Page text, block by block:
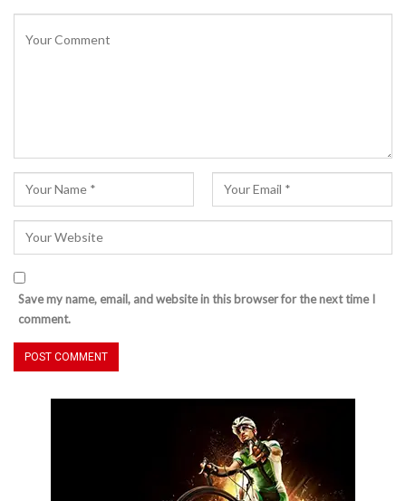
Save my name, email, and website in this browser for the next time I
comment.